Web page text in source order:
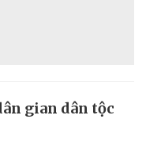
gian dân tộc